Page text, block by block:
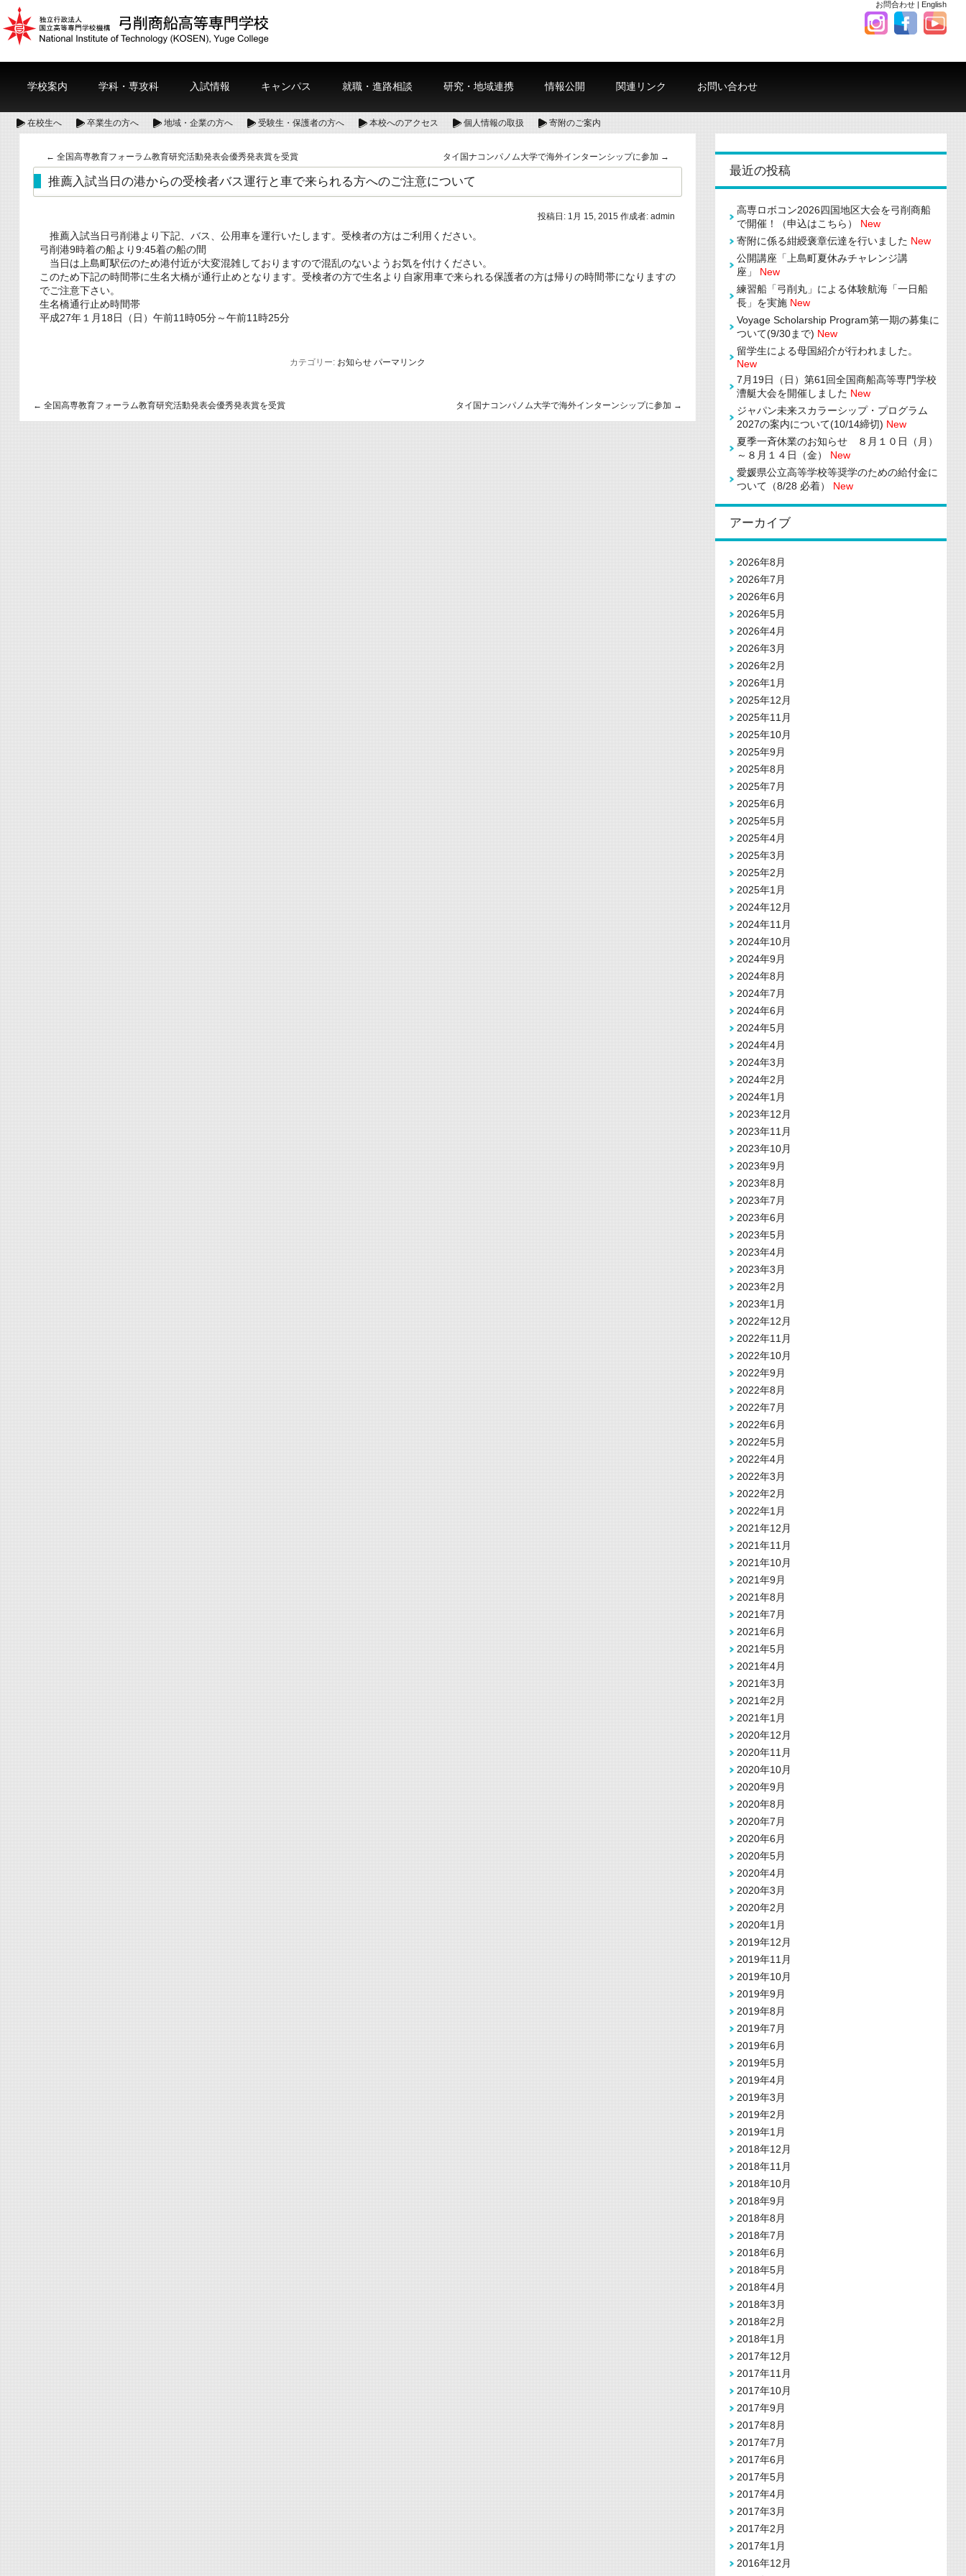
お問合わせ | English
学校案内 学科・専攻科 入試情報 キャンパス 就職・進路相談 研究・地域連携 情報公開 関連リンク お問い合わせ
在校生へ 卒業生の方へ 地域・企業の方へ 受験生・保護者の方へ 本校へのアクセス 個人情報の取扱 寄附のご案内
← 全国高専教育フォーラム教育研究活動発表会優秀発表賞を受賞 タイ国ナコンパノム大学で海外インターンシップに参加 →
推薦入試当日の港からの受検者バス運行と車で来られる方へのご注意について
投稿日: 1月 15, 2015 作成者: admin
推薦入試当日弓削港より下記、バス、公用車を運行いたします。受検者の方はご利用ください。
弓削港9時着の船より9:45着の船の間
当日は上島町駅伝のため港付近が大変混雑しておりますので混乱のないようお気を付けください。
このため下記の時間帯に生名大橋が通行止めとなります。受検者の方で生名より自家用車で来られる保護者の方は帰りの時間帯になりますの
でご注意下さい。
生名橋通行止め時間帯
平成27年１月18日（日）午前11時05分～午前11時25分
カテゴリー: お知らせ パーマリンク
← 全国高専教育フォーラム教育研究活動発表会優秀発表賞を受賞 タイ国ナコンパノム大学で海外インターンシップに参加 →
最近の投稿
高専ロボコン2026四国地区大会を弓削商船
で開催！（申込はこちら） New
寄附に係る紺綬褒章伝達を行いました New
公開講座「上島町夏休みチャレンジ講
座」
New
練習船「弓削丸」による体験航海「一日船
長」を実施 New
Voyage Scholarship Program第一期の募集に
ついて(9/30まで) New
留学生による母国紹介が行われました。
New
7月19日（日）第61回全国商船高等専門学校
漕艇大会を開催しました New
ジャパン未来スカラーシップ・プログラム
2027の案内について(10/14締切) New
夏季一斉休業のお知らせ ８月１０日（月）
～８月１４日（金） New
愛媛県公立高等学校等奨学のための給付金に
ついて（8/28 必着） New
アーカイブ
2026年8月
2026年7月
2026年6月
2026年5月
2026年4月
2026年3月
2026年2月
2026年1月
2025年12月
2025年11月
2025年10月
2025年9月
2025年8月
2025年7月
2025年6月
2025年5月
2025年4月
2025年3月
2025年2月
2025年1月
2024年12月
2024年11月
2024年10月
2024年9月
2024年8月
2024年7月
2024年6月
2024年5月
2024年4月
2024年3月
2024年2月
2024年1月
2023年12月
2023年11月
2023年10月
2023年9月
2023年8月
2023年7月
2023年6月
2023年5月
2023年4月
2023年3月
2023年2月
2023年1月
2022年12月
2022年11月
2022年10月
2022年9月
2022年8月
2022年7月
2022年6月
2022年5月
2022年4月
2022年3月
2022年2月
2022年1月
2021年12月
2021年11月
2021年10月
2021年9月
2021年8月
2021年7月
2021年6月
2021年5月
2021年4月
2021年3月
2021年2月
2021年1月
2020年12月
2020年11月
2020年10月
2020年9月
2020年8月
2020年7月
2020年6月
2020年5月
2020年4月
2020年3月
2020年2月
2020年1月
2019年12月
2019年11月
2019年10月
2019年9月
2019年8月
2019年7月
2019年6月
2019年5月
2019年4月
2019年3月
2019年2月
2019年1月
2018年12月
2018年11月
2018年10月
2018年9月
2018年8月
2018年7月
2018年6月
2018年5月
2018年4月
2018年3月
2018年2月
2018年1月
2017年12月
2017年11月
2017年10月
2017年9月
2017年8月
2017年7月
2017年6月
2017年5月
2017年4月
2017年3月
2017年2月
2017年1月
2016年12月